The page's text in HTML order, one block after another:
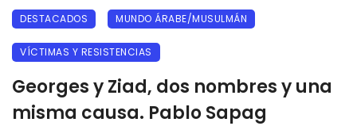
DESTACADOS MUNDO ÁRABE/MUSULMÁN
VÍCTIMAS Y RESISTENCIAS
Georges y Ziad, dos nombres y una
misma causa. Pablo Sapag